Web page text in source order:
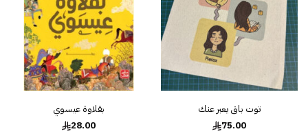
توت باق يعبر عنك
75.00
بقلاوة عيسوي
28.00